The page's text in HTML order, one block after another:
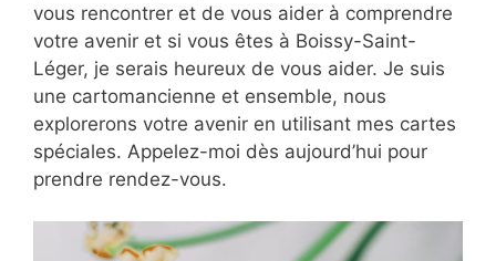
vous rencontrer et de vous aider à comprendre
votre avenir et si vous êtes à Boissy-Saint-
Léger, je serais heureux de vous aider. Je suis
une cartomancienne et ensemble, nous
explorerons votre avenir en utilisant mes cartes
spéciales. Appelez-moi dès aujourd’hui pour
prendre rendez-vous.